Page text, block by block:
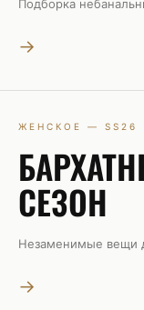
Подборка
→
ЖЕНСКОЕ — SS26
СЕЗОН
Незаменимые вещи
→